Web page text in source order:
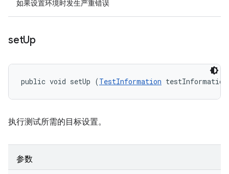
如果设置环境时发生严重错误
setUp
public void setUp (TestInformation
执行测试所需的目标设置。
参数